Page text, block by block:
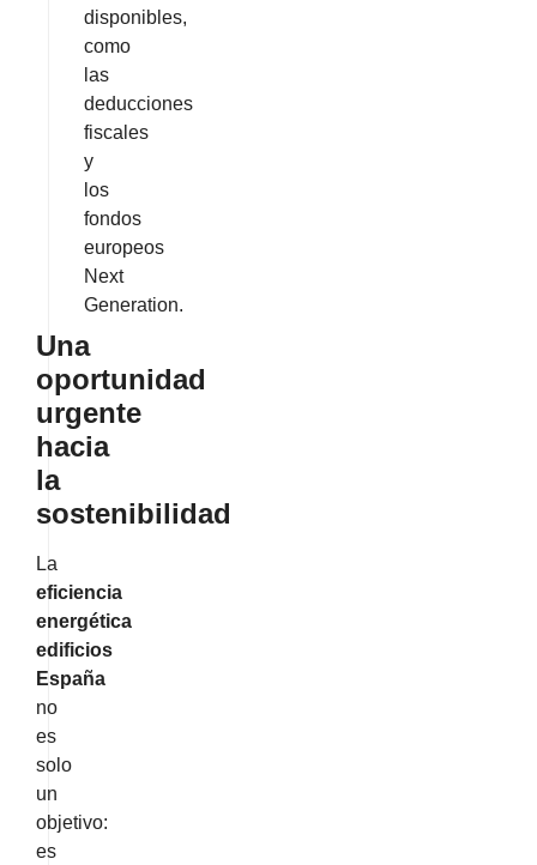
disponibles,
como
las
deducciones
fiscales
y
los
fondos
europeos
Next
Generation.
Una
oportunidad
urgente
hacia
la
sostenibilidad
La
eficiencia
energética
edificios
España
no
es
solo
un
objetivo:
es